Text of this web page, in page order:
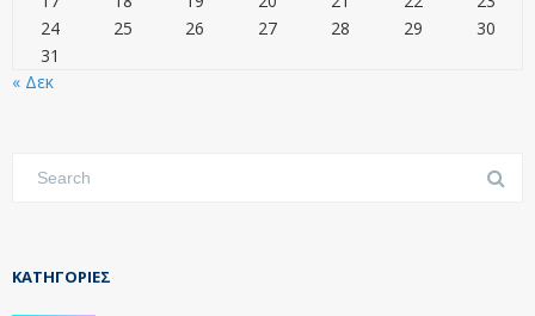
24
25 26 27 28 29
30
31
« Δεκ
KΑΤΗΓΟΡΊΕΣ